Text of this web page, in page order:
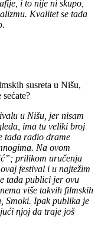
i to nije ni skupo,
Kvalitet se tada
susreta u Nišu,
u Nišu, jer nisam
ima tu veliki broj
tada radio drame
Na ovom
prilikom uručenja
festival i u najtežim
tada publici jer ovu
više takvih filmskih
Smoki. Ipak publika je
njoj da traje još